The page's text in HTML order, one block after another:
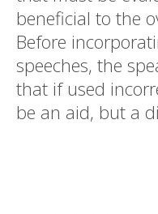
beneficial to the
Before
speeches, the
that if used
be an aid, but a